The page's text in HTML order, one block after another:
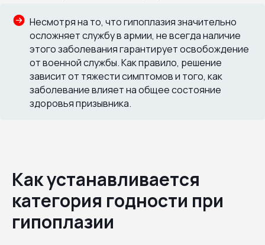
Несмотря на то, что гипоплазия значительно
осложняет службу в армии, не всегда наличие
этого заболевания гарантирует освобождение
от военной службы. Как правило, решение
зависит от тяжести симптомов и того, как
заболевание влияет на общее состояние
здоровья призывника.
Как устанавливается
категория годности при
гипоплазии